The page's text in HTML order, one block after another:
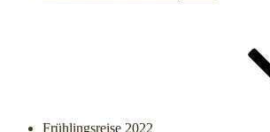
Frühlingsreise 2022